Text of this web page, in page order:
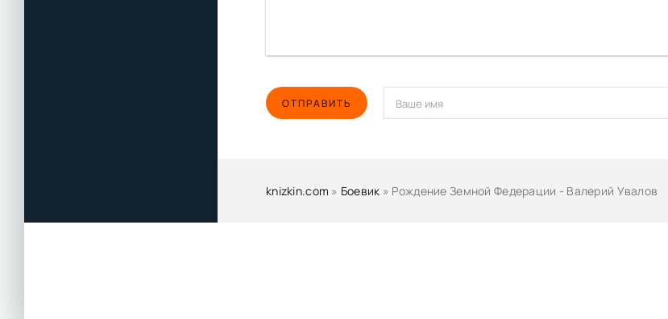
ОТПРАВИТЬ
knizkin.com » Боевик » Рождение Земной Федерации - Валерий Увалов